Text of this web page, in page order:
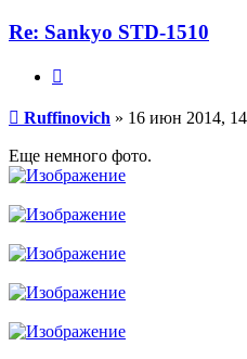
Re: Sankyo STD-1510
Сообщение
Ruffinovich » 16 июн 2014,
Еще немного фото.